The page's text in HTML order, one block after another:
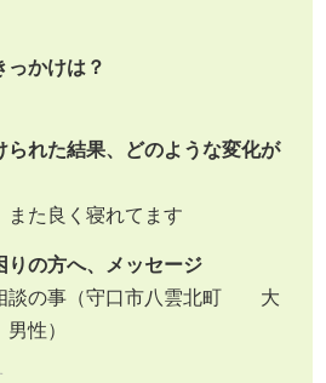
っかけは？
られた結果、どのような変化が
また良く寝れてます
りの方へ、メッセージ
談の事（守口市八雲北町 大
性）